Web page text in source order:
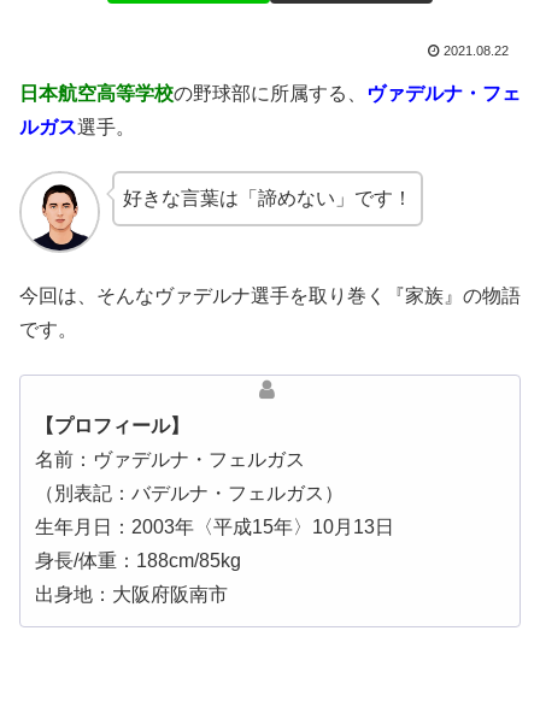
2021.08.22
日本航空高等学校の野球部に所属する、
ヴァデルナ・フェ
ルガス選手。
好きな言葉は「諦めない」です！
今回は、そんなヴァデルナ選手を取り巻く『家族』の物語
です。
【プロフィール】
名前：ヴァデルナ・フェルガス
（別表記：バデルナ・フェルガス）
生年月日：2003年〈平成15年〉10月13日
身長/体重：188cm/85kg
出身地：大阪府阪南市